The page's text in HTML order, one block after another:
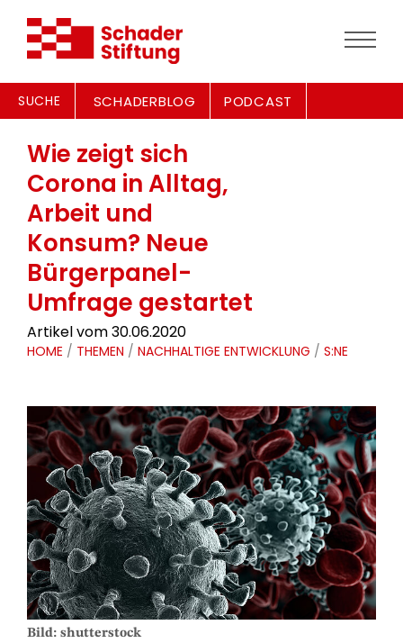
SUCHE SCHADERBLOG PODCAST
Wie zeigt sich
Corona in Alltag,
Arbeit und
Konsum? Neue
Bürgerpanel-
Umfrage gestartet
Artikel vom 30.06.2020
HOME / THEMEN / NACHHALTIGE ENTWICKLUNG / S:NE
Bild: shutterstock